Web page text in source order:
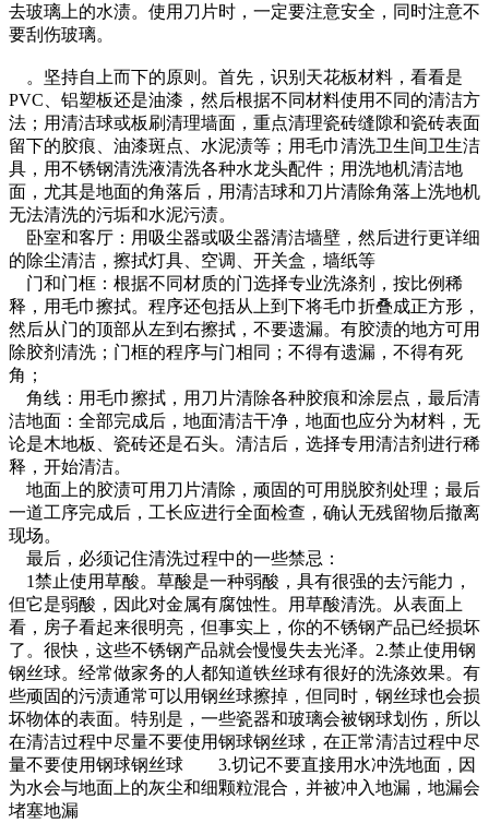
去玻璃上的水渍。使用刀片时，一定要注意安全，同时注意不
要刮伤玻璃。
。坚持自上而下的原则。首先，识别天花板材料，看看是
PVC、铝塑板还是油漆，然后根据不同材料使用不同的清洁方
法；用清洁球或板刷清理墙面，重点清理瓷砖缝隙和瓷砖表面
留下的胶痕、油漆斑点、水泥渍等；用毛巾清洗卫生间卫生洁
具，用不锈钢清洗液清洗各种水龙头配件；用洗地机清洁地
面，尤其是地面的角落后，用清洁球和刀片清除角落上洗地机
无法清洗的污垢和水泥污渍。
卧室和客厅：用吸尘器或吸尘器清洁墙壁，然后进行更详细
的除尘清洁，擦拭灯具、空调、开关盒，墙纸等
门和门框：根据不同材质的门选择专业洗涤剂，按比例稀
释，用毛巾擦拭。程序还包括从上到下将毛巾折叠成正方形，
然后从门的顶部从左到右擦拭，不要遗漏。有胶渍的地方可用
除胶剂清洗；门框的程序与门相同；不得有遗漏，不得有死
角；
角线：用毛巾擦拭，用刀片清除各种胶痕和涂层点，最后清
洁地面：全部完成后，地面清洁干净，地面也应分为材料，无
论是木地板、瓷砖还是石头。清洁后，选择专用清洁剂进行稀
释，开始清洁。
地面上的胶渍可用刀片清除，顽固的可用脱胶剂处理；最后
一道工序完成后，工长应进行全面检查，确认无残留物后撤离
现场。
最后，必须记住清洗过程中的一些禁忌：
1禁止使用草酸。草酸是一种弱酸，具有很强的去污能力，
但它是弱酸，因此对金属有腐蚀性。用草酸清洗。从表面上
看，房子看起来很明亮，但事实上，你的不锈钢产品已经损坏
了。很快，这些不锈钢产品就会慢慢失去光泽。2.禁止使用钢
钢丝球。经常做家务的人都知道铁丝球有很好的洗涤效果。有
些顽固的污渍通常可以用钢丝球擦掉，但同时，钢丝球也会损
坏物体的表面。特别是，一些瓷器和玻璃会被钢球划伤，所以
在清洁过程中尽量不要使用钢球钢丝球，在正常清洁过程中尽
量不要使用钢球钢丝球 3.切记不要直接用水冲洗地面，因
为水会与地面上的灰尘和细颗粒混合，并被冲入地漏，地漏会
堵塞地漏